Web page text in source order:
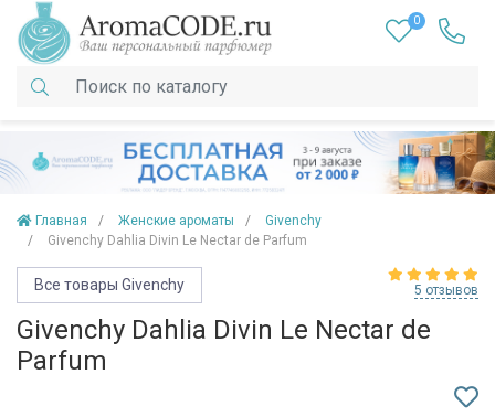
0
Главная Женские ароматы
Givenchy
Givenchy Dahlia Divin Le Nectar de Parfum
Все товары Givenchy 5 отзывов
Givenchy Dahlia Divin Le Nectar de
Parfum